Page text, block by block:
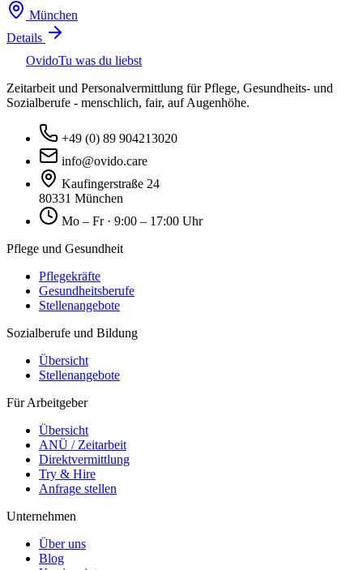
München
Details
OvidoTu was du liebst
Zeitarbeit und Personalvermittlung für Pflege, Gesundheits- und
Sozialberufe - menschlich, fair, auf Augenhöhe.
+49 (0) 89 904213020
info@ovido.care
Kaufingerstraße 24
80331 München
Mo – Fr · 9:00 – 17:00 Uhr
Pflege und Gesundheit
Pflegekräfte
Gesundheitsberufe
Stellenangebote
Sozialberufe und Bildung
Übersicht
Stellenangebote
Für Arbeitgeber
Übersicht
ANÜ / Zeitarbeit
Direktvermittlung
Try & Hire
Anfrage stellen
Unternehmen
Über uns
Blog